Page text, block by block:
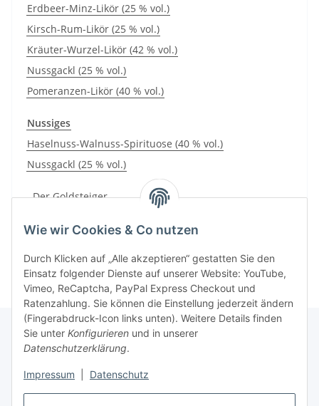
Wie wir Cookies & Co nutzen
Durch Klicken auf „Alle akzeptieren“ gestatten Sie den
Einsatz folgender Dienste auf unserer Website: YouTube,
Vimeo, ReCaptcha, PayPal Express Checkout und
Ratenzahlung. Sie können die Einstellung jederzeit ändern
(Fingerabdruck-Icon links unten). Weitere Details finden
Sie unter Konfigurieren und in unserer
Datenschutzerklärung.
Impressum Datenschutz
Erdbeer-Minz-Likör (25 % vol.)
Kirsch-Rum-Likör (25 % vol.)
Kräuter-Wurzel-Likör (42 % vol.)
Nussgackl (25 % vol.)
Pomeranzen-Likör (40 % vol.)
Nussiges
Haselnuss-Walnuss-Spirituose (40 % vol.)
Nussgackl (25 % vol.)
Der Goldsteiger
Gesetzliche Informationen